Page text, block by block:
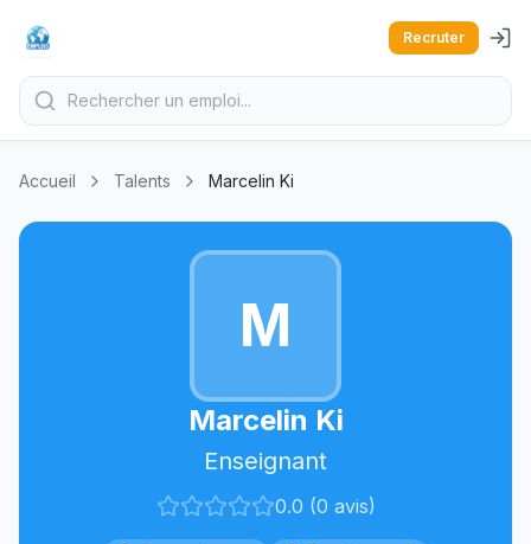
Recruter
Accueil Talents Marcelin Ki
M
Marcelin Ki
Enseignant
0.0 (0 avis)